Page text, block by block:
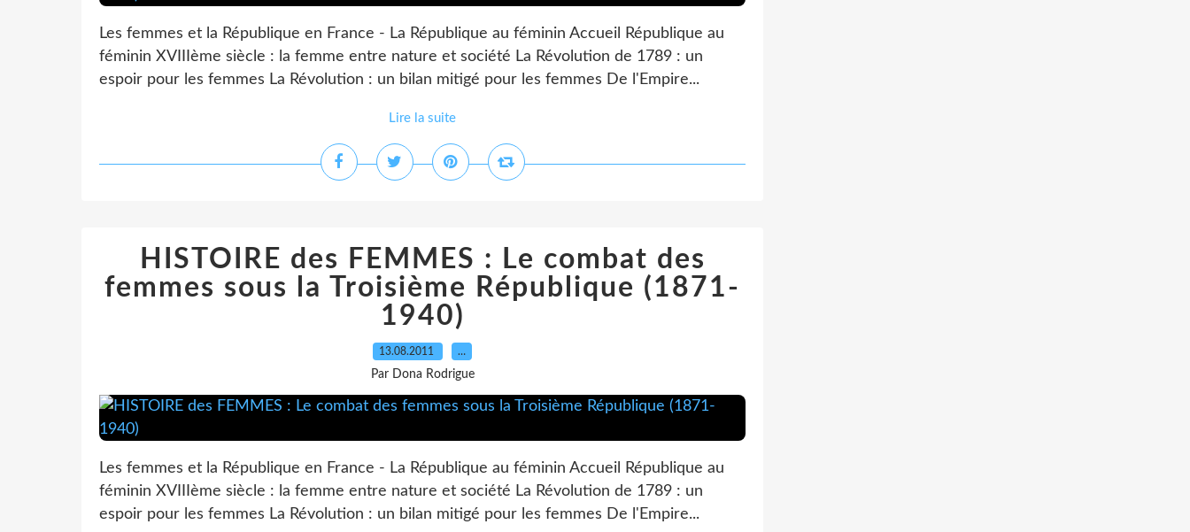
Les femmes et la République en France - La République au féminin Accueil République au
féminin XVIIIème siècle : la femme entre nature et société La Révolution de 1789 : un
espoir pour les femmes La Révolution : un bilan mitigé pour les femmes De l'Empire...
Lire la suite
HISTOIRE des FEMMES : Le combat des
femmes sous la Troisième République (1871-
1940)
13.08.2011 …
Par Dona Rodrigue
Les femmes et la République en France - La République au féminin Accueil République au
féminin XVIIIème siècle : la femme entre nature et société La Révolution de 1789 : un
espoir pour les femmes La Révolution : un bilan mitigé pour les femmes De l'Empire...